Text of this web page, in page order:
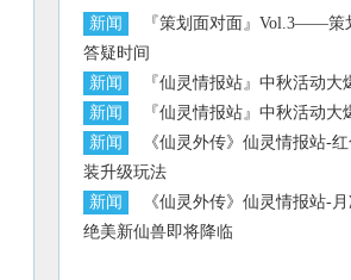
新闻
『策划面对面』Vol.3——策
答疑时间
新闻
『仙灵情报站』中秋活动大
新闻
『仙灵情报站』中秋活动大
新闻
《仙灵外传》仙灵情报站-
装升级玩法
新闻
《仙灵外传》仙灵情报站-月
绝美新仙兽即将降临